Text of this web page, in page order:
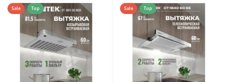
Sale Top Sale Top